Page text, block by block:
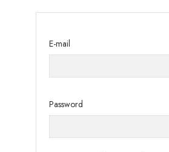
E-mail
Password